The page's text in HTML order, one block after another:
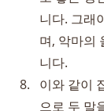
니다. 그래
며, 악마의
니다.
이와 같이
으로 두 말